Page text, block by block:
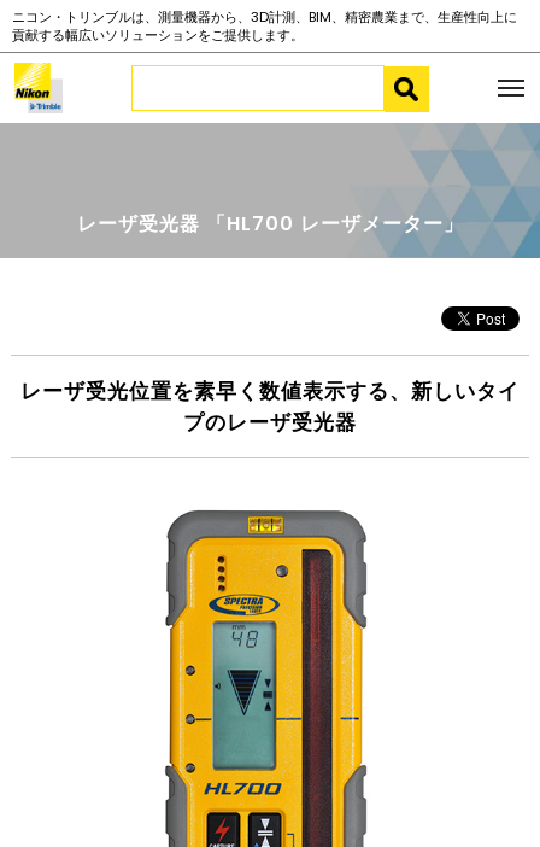
ニコン・トリンブルは、測量機器から、3D計測、BIM、精密農業まで、生産性向上に
貢献する幅広いソリューションをご提供します。
レーザ受光器 「HL700 レーザメーター」
レーザ受光位置を素早く数値表示する、新しいタイ
プのレーザ受光器